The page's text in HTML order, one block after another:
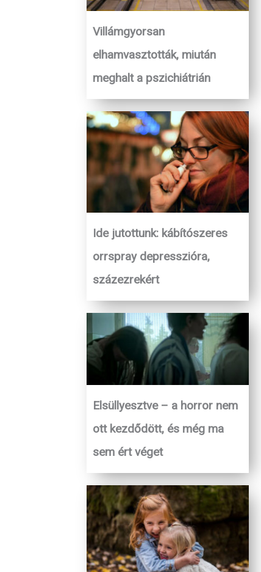
Villámgyorsan
elhamvasztották, miután
meghalt a pszichiátrián
Ide jutottunk: kábítószeres
orrspray depresszióra,
százezrekért
Elsüllyesztve – a horror nem
ott kezdődött, és még ma
sem ért véget